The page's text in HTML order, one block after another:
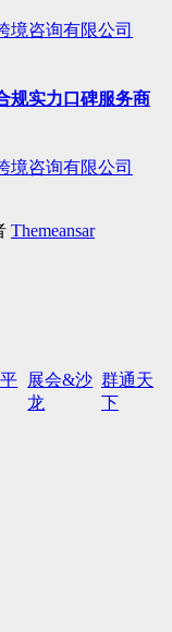
境咨询有限公司
规实力口碑服务商
境咨询有限公司
Themeansar
展会&沙
龙
群通天
下